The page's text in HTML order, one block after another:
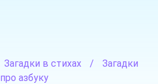
Загадки в стихах /
Загадки
про азбуку